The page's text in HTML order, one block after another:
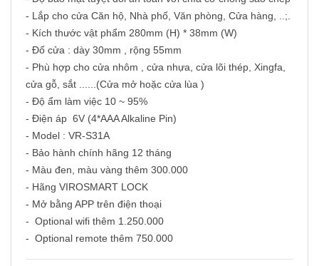
- Lắp cho cửa Căn hộ, Nhà phố, Văn phòng, Cửa hàng, ..;.
- Kích thước vật phẩm 280mm (H) * 38mm (W)
- Đố cửa : dày 30mm , rộng 55mm
- Phù hợp cho cửa nhôm , cửa nhựa, cửa lõi thép, Xingfa,
cửa gỗ, sắt ......(Cửa mở hoặc cửa lùa )
- Độ ẩm làm việc 10 ~ 95%
- Điện áp 6V (4*AAA Alkaline Pin)
- Model : VR-S31A
- Bảo hành chính hãng 12 tháng
- Màu đen, màu vàng thêm 300.000
- Hãng VIROSMART LOCK
- Mở bằng APP trên điện thoại
- Optional wifi thêm 1.250.000
- Optional remote thêm 750.000